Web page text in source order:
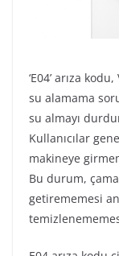
‘E04’ arıza
su alamama
su almayı
Kullanıcılar
makineye
Bu durum,
getirememesi